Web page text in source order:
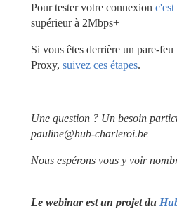
Pour tester votre connexion c'est
supérieur à 2Mbps+
Si vous êtes derrière un pare-feu
Proxy, suivez ces étapes.
Une question ? Un besoin
pauline@hub-charleroi.be
Nous espérons vous y voir
Le webinar est un projet du